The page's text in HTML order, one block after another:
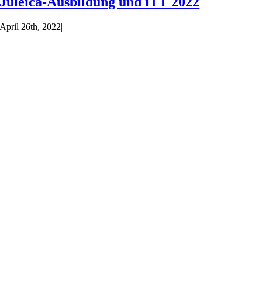
April 26th, 2022|